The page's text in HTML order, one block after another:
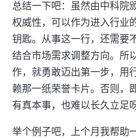
总结一下吧：虽然由中科院
权威性，可以作为进入行业
钥匙。从事这一行，还需要
结合市场需求调整方向。所
作，就勇敢迈出第一步，用
赖那一纸荣誉卡片。否则，
有真本事，也难以长久立足呀
举个例子吧，上个月我帮助